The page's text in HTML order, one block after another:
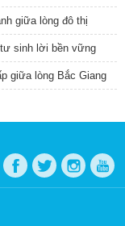
giữa lòng đô thị
sinh lời bền vững
giữa lòng Bắc Giang